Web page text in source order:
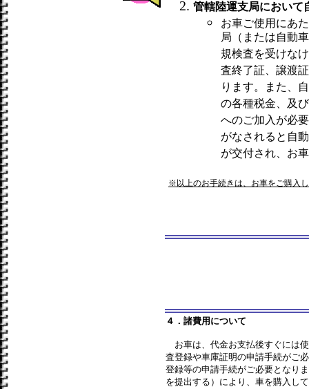
管轄陸運支局において
お車ご使用にあ
局（または自動
規検査を受けな
査終了証、譲渡
ります。また、
の各種税金、及
へのご加入が必
がなされると自
が交付され、お
※以上のお手続きは、お車をご購入
４．諸費用について
お車は、代金お支払後すぐには
査登録や車庫証明の申請手続がご
登録等の申請手続がご必要となり
を提出する）により、車を購入し